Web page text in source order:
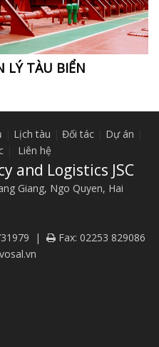
LÝ TÀU BIỂN
Lịch tàu Đối tác Dự án
Liên hệ
and Logistics JSC
Giang, Ngo Quyen, Hai
| Fax: 02253 829086